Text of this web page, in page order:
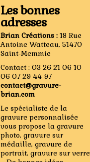
Les bonnes
adresses
Brian Créations : 18 Rue
Antoine Watteau, 51470
Saint-Memmie
Contact : 03 26 21 06 10
06 07 29 44 97
contact@gravure-
brian.com
Le spécialiste de la
gravure personnalisée
vous propose la gravure
photo, gravure sur
médaille, gravure de
portrait, gravure sur verre